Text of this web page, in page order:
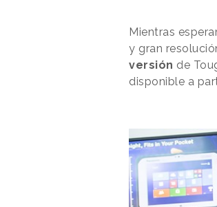
Mientras
y gran
versión de
disponible a